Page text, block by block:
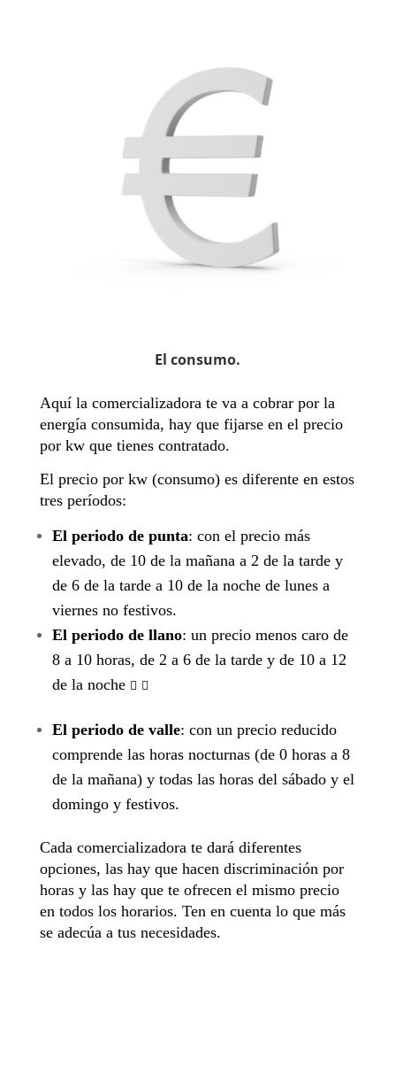
El consumo.
Aquí la comercializadora te va a cobrar por la
energía consumida, hay que fijarse en el precio
por kw que tienes contratado.
El precio por kw (consumo) es diferente en estos
tres períodos:
El periodo de punta: con el precio más
elevado, de 10 de la mañana a 2 de la tarde y
de 6 de la tarde a 10 de la noche de lunes a
viernes no festivos.
El periodo de llano: un precio menos caro de
8 a 10 horas, de 2 a 6 de la tarde y de 10 a 12
de la noche  
El periodo de valle: con un precio reducido
comprende las horas nocturnas (de 0 horas a 8
de la mañana) y todas las horas del sábado y el
domingo y festivos.
Cada comercializadora te dará diferentes
opciones, las hay que hacen discriminación por
horas y las hay que te ofrecen el mismo precio
en todos los horarios. Ten en cuenta lo que más
se adecúa a tus necesidades.